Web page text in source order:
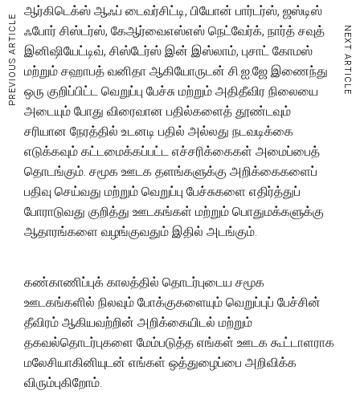
ஆர்கிடெக்ஸ் ஆஃப் டைவர்சிட்டி, பியோன் பார்டர்ஸ், ஜஸ்டிஸ்
ஃபோர் சிஸ்டர்ஸ், கேஆர்வைஎஸ்எஸ் நெட்வேர்க், நார்த் சவுத்
இனிஷியேட்டிவ், சிஸ்டேர்ஸ் இன் இஸ்லாம், புசாட் கோமஸ்
மற்றும் சஹாபத் வனிதா ஆகியோருடன் சி.ஐ.ஜே இணைந்து
ஒரு குறிப்பிட்ட வெறுப்பு பேச்சு மற்றும் அதிதீவிர நிலையை
அடையும் போது விரைவான பதில்களைத் தூண்டவும்
சரியான நேரத்தில் உடனடி பதில் அல்லது நடவடிக்கை
எடுக்கவும் கட்டமைக்கப்பட்ட எச்சரிக்கைகள் அமைப்பைத்
தொடங்கும். சமூக ஊடக தளங்களுக்கு அறிக்கைகளைப்
பதிவு செய்வது மற்றும் வெறுப்பு பேச்சுகளை எதிர்த்துப்
போராடுவது குறித்து ஊடகங்கள் மற்றும் பொதுமக்களுக்கு
ஆதாரங்களை வழங்குவதும் இதில் அடங்கும்.
கண்காணிப்புக் காலத்தில் தொடர்புடைய சமூக
ஊடகங்களில் நிலவும் போக்குகளையும் வெறுப்புப் பேச்சின்
தீவிரம் ஆகியவற்றின் அறிக்கையிடல் மற்றும்
தகவல்தொடர்புகளை மேம்படுத்த எங்கள் ஊடக கூட்டாளராக
மலேசியாகினியுடன் எங்கள் ஒத்துழைப்பை அறிவிக்க
விரும்புகிறோம்.
PREVIOUS ARTICLE NEXT ARTICLE